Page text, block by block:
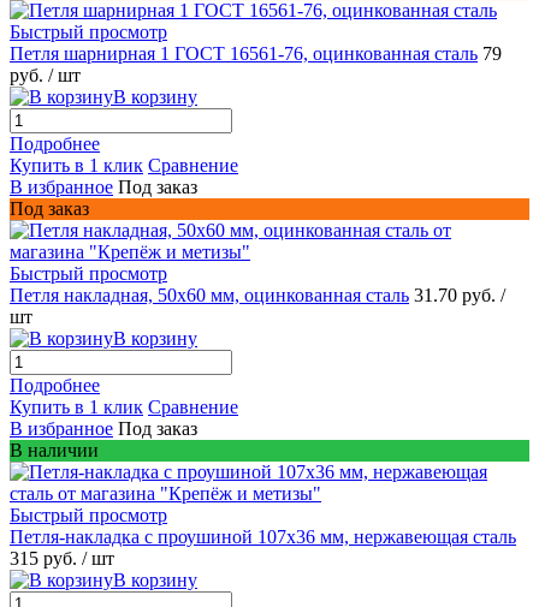
Быстрый просмотр
Петля шарнирная 1 ГОСТ 16561-76, оцинкованная сталь 79
руб. / шт
В корзину
Подробнее
Купить в 1 клик Сравнение
В избранное Под заказ
Под заказ
Быстрый просмотр
Петля накладная, 50х60 мм, оцинкованная сталь 31.70 руб. /
шт
В корзину
Подробнее
Купить в 1 клик Сравнение
В избранное Под заказ
В наличии
Быстрый просмотр
Петля-накладка с проушиной 107x36 мм, нержавеющая сталь
315 руб. / шт
В корзину